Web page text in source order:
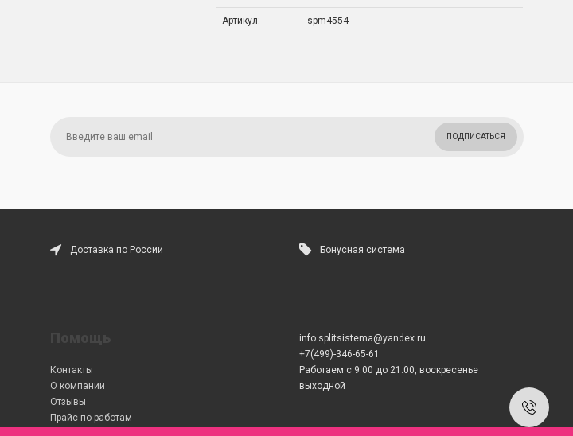
Артикул: spm4554
ПОДПИСАТЬСЯ
Доставка по России Бонусная система
Контакты
О компании
Отзывы
Прайс по работам
info.splitsistema@yandex.ru
+7(499)-346-65-61
Работаем с 9.00 до 21.00, воскресенье
выходной